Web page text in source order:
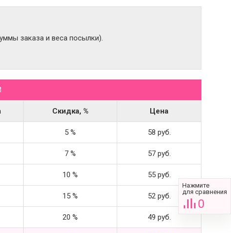
заказа и веса посылки).
Скидка, % Цена
5 % 58 руб.
7 % 57 руб.
10 % 55 руб.
15 % 52 руб.
20 % 49 руб.
Нажмите
для сравнения
0